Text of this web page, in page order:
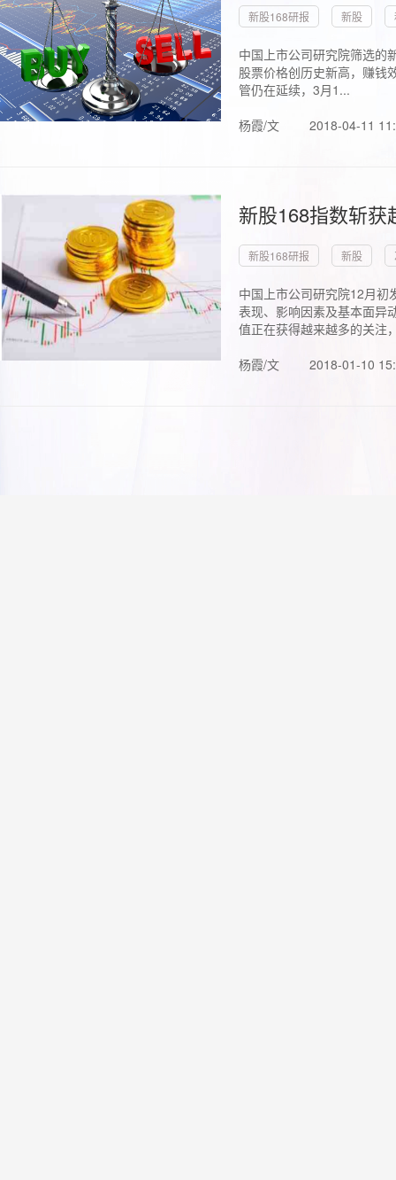
新股168研报 新股
中国上市公司研究院筛选的
股票价格创历史新高，赚钱
管仍在延续，3月1...
杨霞/文
2018-04-11
新股168指数斩
新股168研报 新股
中国上市公司研究院12月初
表现、影响因素及基本面异
值正在获得越来越多的关注
杨霞/文
2018-01-10